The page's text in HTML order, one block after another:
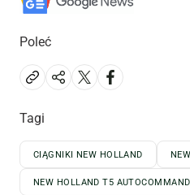
Poleć
Tagi
CIĄGNIKI NEW HOLLAND
NEW HOLLAND T5 AUTOCOMMAND